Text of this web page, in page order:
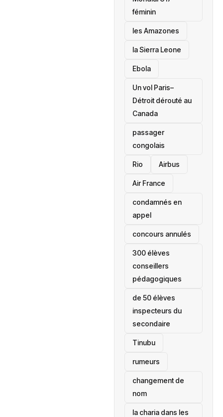
féminin
les Amazones
la Sierra Leone
‎Ebola
Un vol Paris–
Détroit dérouté au
Canada
passager
congolais
Rio Airbus
Air France
condamnés en
appel
concours annulés
300 élèves
conseillers
pédagogiques
de 50 élèves
inspecteurs du
secondaire
Tinubu
rumeurs
changement de
nom
la charia dans les